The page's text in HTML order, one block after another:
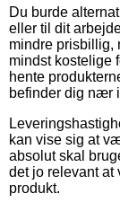
Du burde
eller til dit
mindre prisbillig,
mindst kostelige
hente
befinder dig nær
kan vise sig at
absolut skal
det jo relevant at
produkt.